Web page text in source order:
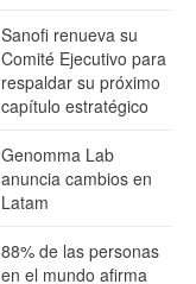
Sanofi renueva su
Comité Ejecutivo para
respaldar su próximo
capítulo estratégico
Genomma Lab
anuncia cambios en
Latam
88% de las personas
en el mundo afirma